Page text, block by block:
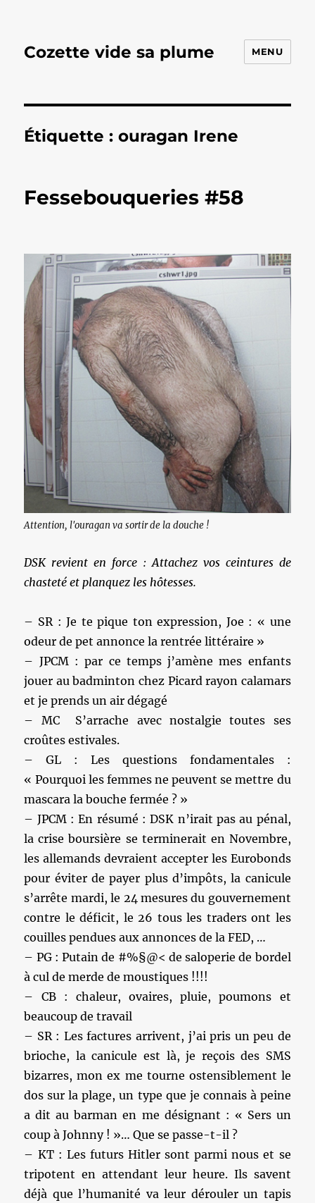
Cozette vide sa plume MENU
Étiquette :ouragan Irene
Fessebouqueries #58
Attention, l'ouragan va sortir de la douche !
DSK revient en force : Attachez vos ceintures de
chasteté et planquez les hôtesses.
– SR : Je te pique ton expression, Joe : « une
odeur de pet annonce la rentrée littéraire »
– JPCM : par ce temps j’amène mes enfants
jouer au badminton chez Picard rayon calamars
et je prends un air dégagé
– MC S’arrache avec nostalgie toutes ses
croûtes estivales.
– GL : Les questions fondamentales :
« Pourquoi les femmes ne peuvent se mettre du
mascara la bouche fermée ? »
– JPCM : En résumé : DSK n’irait pas au pénal,
la crise boursière se terminerait en Novembre,
les allemands devraient accepter les Eurobonds
pour éviter de payer plus d’impôts, la canicule
s’arrête mardi, le 24 mesures du gouvernement
contre le déficit, le 26 tous les traders ont les
couilles pendues aux annonces de la FED, …
– PG : Putain de #%§@< de saloperie de bordel
à cul de merde de moustiques !!!!
– CB : chaleur, ovaires, pluie, poumons et
beaucoup de travail
– SR : Les factures arrivent, j’ai pris un peu de
brioche, la canicule est là, je reçois des SMS
bizarres, mon ex me tourne ostensiblement le
dos sur la plage, un type que je connais à peine
a dit au barman en me désignant : « Sers un
coup à Johnny ! »… Que se passe-t-il ?
– KT : Les futurs Hitler sont parmi nous et se
tripotent en attendant leur heure. Ils savent
déjà que l’humanité va leur dérouler un tapis